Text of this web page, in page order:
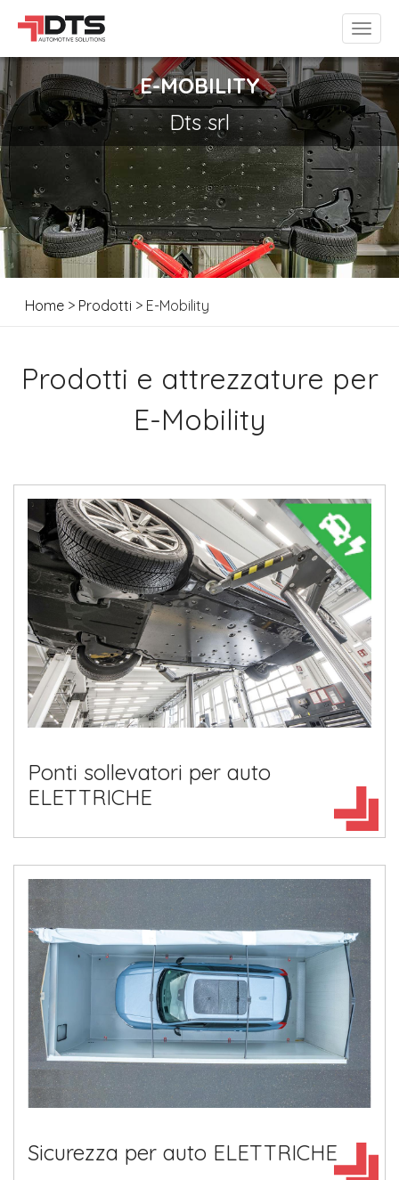
E-MOBILITY
Dts srl
Home > Prodotti > E-Mobility
Prodotti e attrezzature per
E-Mobility
Ponti sollevatori per auto
ELETTRICHE
Sicurezza per auto ELETTRICHE